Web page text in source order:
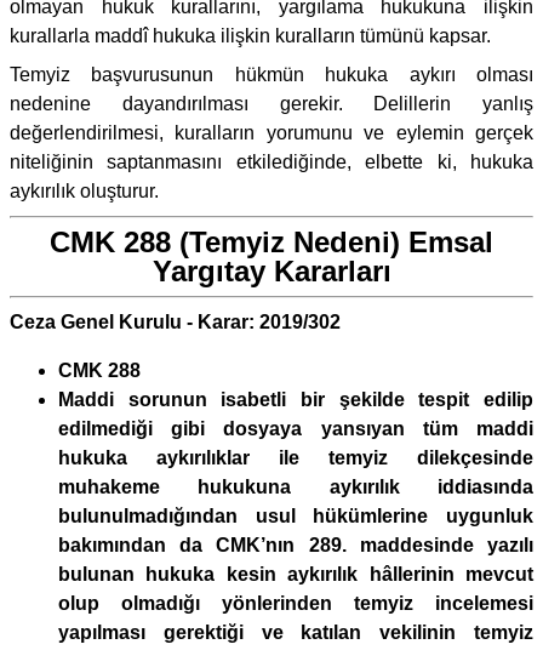
olmayan hukuk kurallarını, yargılama hukukuna ilişkin
kurallarla maddî hukuka ilişkin kuralların tümünü kapsar.
Temyiz başvurusunun hükmün hukuka aykırı olması
nedenine dayandırılması gerekir. Delillerin yanlış
değerlendirilmesi, kuralların yorumunu ve eylemin gerçek
niteliğinin saptanmasını etkilediğinde, elbette ki, hukuka
aykırılık oluşturur.
CMK 288 (Temyiz Nedeni) Emsal
Yargıtay Kararları
Ceza Genel Kurulu - Karar: 2019/302
CMK 288
Maddi sorunun isabetli bir şekilde tespit edilip
edilmediği gibi dosyaya yansıyan tüm maddi
hukuka aykırılıklar ile temyiz dilekçesinde
muhakeme hukukuna aykırılık iddiasında
bulunulmadığından usul hükümlerine uygunluk
bakımından da CMK’nın 289. maddesinde yazılı
bulunan hukuka kesin aykırılık hâllerinin mevcut
olup olmadığı yönlerinden temyiz incelemesi
yapılması gerektiği ve katılan vekilinin temyiz